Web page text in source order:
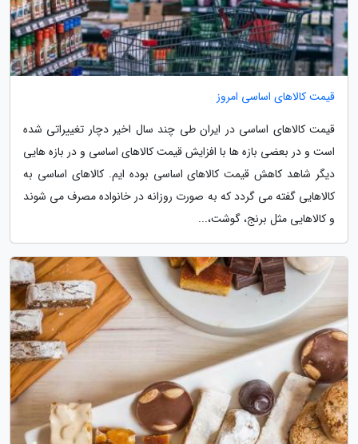
قیمت کالاهای اساسی امروز
قیمت کالاهای اساسی در ایران طی چند سال اخیر دچار تغییراتی شده
است و در بعضی بازه ها با افزایش قیمت کالاهای اساسی و در بازه هایی
دیگر شاهد کاهش قیمت کالاهای اساسی بوده ایم. کالاهای اساسی به
کالاهایی گفته می گردد که به صورت روزانه در خانواده مصرف می شوند
و کالاهایی مثل برنج، گوشت،...